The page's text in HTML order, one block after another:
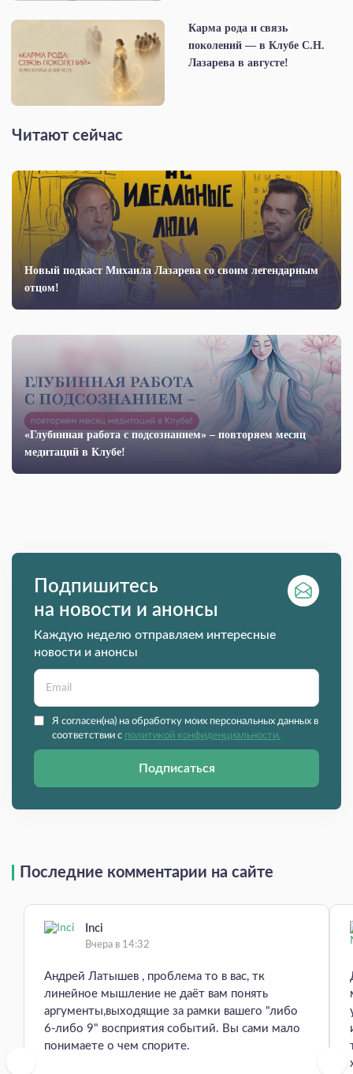
Карма рода и связь
поколений — в Клубе С.Н.
Лазарева в августе!
Читают сейчас
Новый подкаст Михаила Лазарева со своим легендарным
отцом!
«Глубинная работа с подсознанием» – повторяем месяц
медитаций в Клубе!
Подпишитесь
на новости и анонсы
Каждую неделю отправляем интересные
новости и анонсы
Я согласен(на) на обработку моих персональных данных в
соответствии с политикой конфиденциальности.
Подписаться
Последние комментарии на сайте
Inci
Вчера в 14:32
Андрей Латышев , проблема то в вас, тк
линейное мышление не даёт вам понять
аргументы,выходящие за рамки вашего "либо
6-либо 9" восприятия событий. Вы сами мало
понимаете о чем спорите.